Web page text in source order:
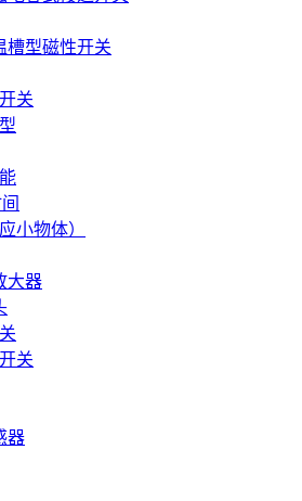
槽型磁性开关
关
小物体）
大器
关
器